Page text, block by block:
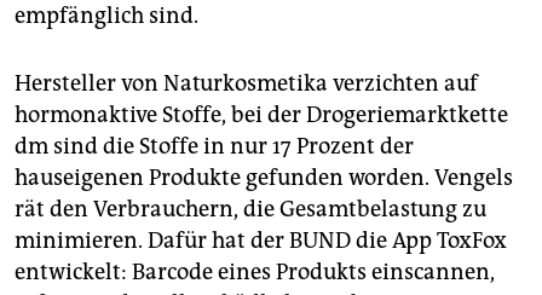
empfänglich sind.
Hersteller von Naturkosmetika verzichten auf
hormonaktive Stoffe, bei der Drogeriemarktkette
dm sind die Stoffe in nur 17 Prozent der
hauseigenen Produkte gefunden worden. Vengels
rät den Verbrauchern, die Gesamtbelastung zu
minimieren. Dafür hat der BUND die App ToxFox
entwickelt: Barcode eines Produkts einscannen,